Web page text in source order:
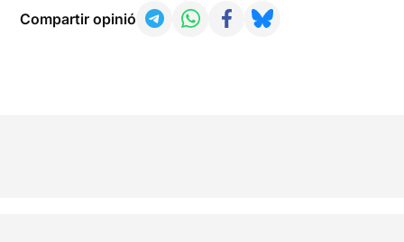
Compartir opinió